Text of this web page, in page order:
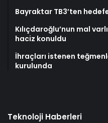
Bayraktar TB3’ten
Kılıçdaroğlu’nun mal
haciz konuldu
İhraçları istenen
kurulunda
Teknoloji Haberleri